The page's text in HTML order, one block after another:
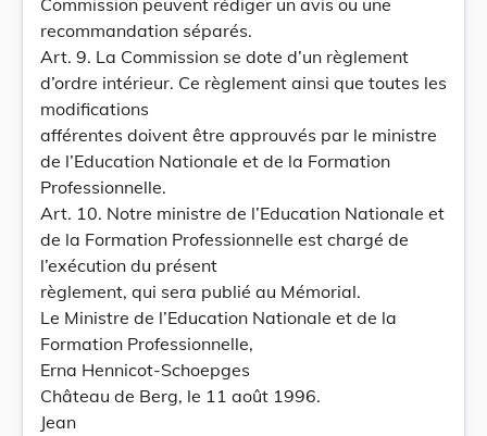
Commission peuvent rédiger un avis ou une
recommandation séparés.
Art. 9. La Commission se dote d’un règlement
d’ordre intérieur. Ce règlement ainsi que toutes les
modifications
afférentes doivent être approuvés par le ministre
de l’Education Nationale et de la Formation
Professionnelle.
Art. 10. Notre ministre de l’Education Nationale et
de la Formation Professionnelle est chargé de
l’exécution du présent
règlement, qui sera publié au Mémorial.
Le Ministre de l’Education Nationale et de la
Formation Professionnelle,
Erna Hennicot-Schoepges
Château de Berg, le 11 août 1996.
Jean